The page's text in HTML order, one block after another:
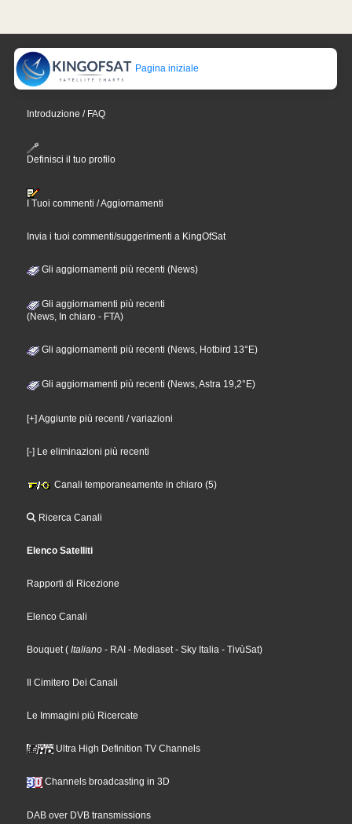
Pagina iniziale
Introduzione / FAQ
Definisci il tuo profilo
I Tuoi commenti / Aggiornamenti
Invia i tuoi commenti/suggerimenti a KingOfSat
Gli aggiornamenti più recenti (News)
Gli aggiornamenti più recenti
(News, In chiaro - FTA)
Gli aggiornamenti più recenti (News, Hotbird 13°E)
Gli aggiornamenti più recenti (News, Astra 19,2°E)
[+] Aggiunte più recenti / variazioni
[-] Le eliminazioni più recenti
Canali temporaneamente in chiaro (5)
Ricerca Canali
Elenco Satelliti
Rapporti di Ricezione
Elenco Canali
Bouquet ( Italiano - RAI - Mediaset - Sky Italia - TivùSat)
Il Cimitero Dei Canali
Le Immagini più Ricercate
Ultra High Definition TV Channels
Channels broadcasting in 3D
DAB over DVB transmissions